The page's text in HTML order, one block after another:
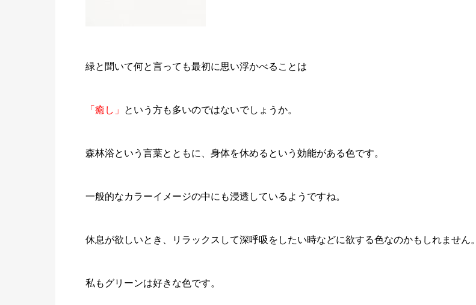
緑と聞いて何と言っても最初に思い浮かべることは
「癒し」 という方も多いのではないでしょうか。
森林浴という言葉とともに、身体を休めるという効能がある色です。
一般的なカラーイメージの中にも浸透しているようですね。
休息が欲しいとき、リラックスして深呼吸をしたい時などに欲する色なのかもしれません。
私もグリーンは好きな色です。